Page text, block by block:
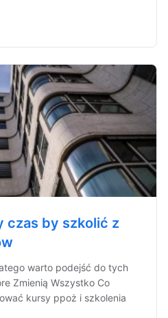
czas by szkolić z
warto podejść do tych
Zmienią Wszystko Co
kursy ppoż i szkolenia